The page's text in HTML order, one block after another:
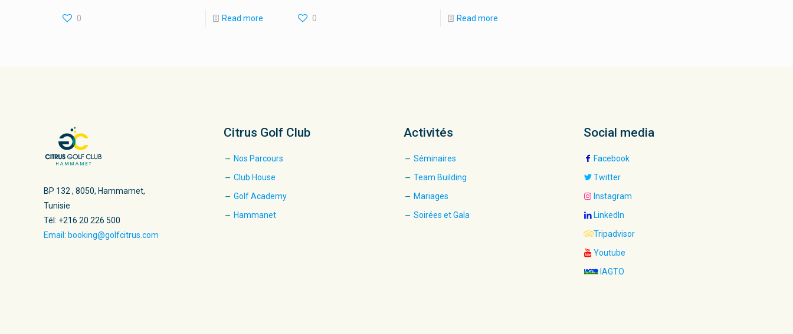
0 Read more 0 Read more
BP 132 , 8050, Hammamet,
Tunisie
Tél: +216 20 226 500
Email: booking@golfcitrus.com
Citrus Golf Club
Nos Parcours
Club House
Golf Academy
Hammanet
Activités
Séminaires
Team Building
Mariages
Soirées et Gala
Social media
Facebook
Twitter
Instagram
LinkedIn
Tripadvisor
Youtube
IAGTO